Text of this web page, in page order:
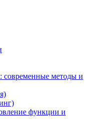
современные методы и
функции и